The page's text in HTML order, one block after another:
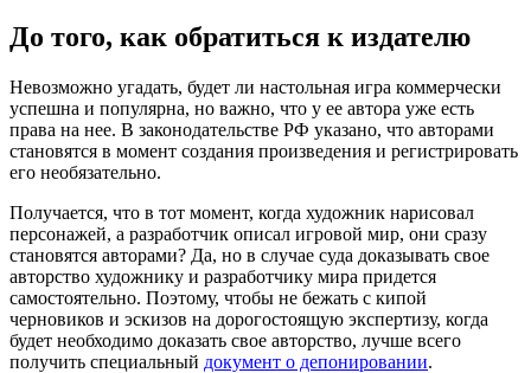
До того, как обратиться к издателю
Невозможно угадать, будет ли настольная игра коммерчески
успешна и популярна, но важно, что у ее автора уже есть
права на нее. В законодательстве РФ указано, что авторами
становятся в момент создания произведения и регистрировать
его необязательно.
Получается, что в тот момент, когда художник нарисовал
персонажей, а разработчик описал игровой мир, они сразу
становятся авторами? Да, но в случае суда доказывать свое
авторство художнику и разработчику мира придется
самостоятельно. Поэтому, чтобы не бежать с кипой
черновиков и эскизов на дорогостоящую экспертизу, когда
будет необходимо доказать свое авторство, лучше всего
получить специальный документ о депонировании.